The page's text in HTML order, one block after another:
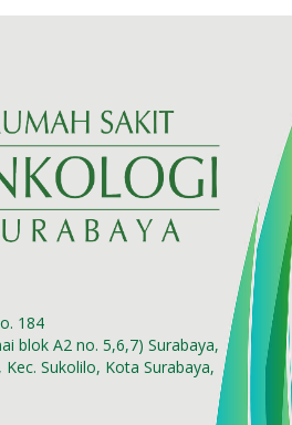
184
blok A2 no. 5,6,7) Surabaya,
Sukolilo, Kota Surabaya,